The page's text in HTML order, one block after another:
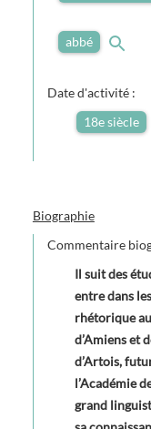
abbé
Date d'activité :
18e siècle
Biographie
Commentaire
Il suit des
entre dans
rhétorique
d’Amiens et
d’Artois,
l’Académie
grand